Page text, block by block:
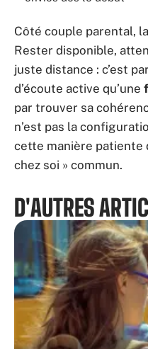
Côté couple parental,
Rester disponible,
juste distance : c’est
d’écoute active qu’une
par trouver sa
n’est pas la
cette manière patiente
chez soi » commun.
D'AUTRES